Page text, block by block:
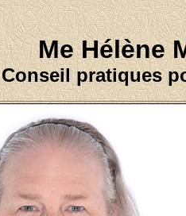
Me Hélène
Conseil pratiques